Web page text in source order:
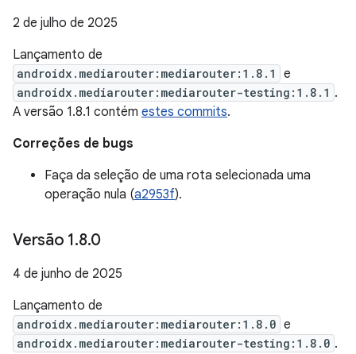
2 de julho de 2025
Lançamento de
androidx.mediarouter:mediarouter:1.8.1 e
androidx.mediarouter:mediarouter-testing:1.8.1 .
A versão 1.8.1 contém estes commits.
Correções de bugs
Faça da seleção de uma rota selecionada uma
operação nula (a2953f).
Versão 1.8.0
4 de junho de 2025
Lançamento de
androidx.mediarouter:mediarouter:1.8.0 e
androidx.mediarouter:mediarouter-testing:1.8.0 .